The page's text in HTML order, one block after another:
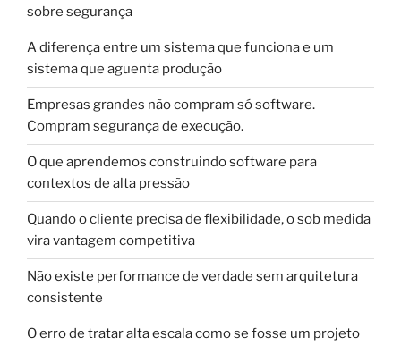
sobre segurança
A diferença entre um sistema que funciona e um
sistema que aguenta produção
Empresas grandes não compram só software.
Compram segurança de execução.
O que aprendemos construindo software para
contextos de alta pressão
Quando o cliente precisa de flexibilidade, o sob medida
vira vantagem competitiva
Não existe performance de verdade sem arquitetura
consistente
O erro de tratar alta escala como se fosse um projeto